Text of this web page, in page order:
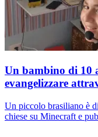
Un bambino di 10
evangelizzare
Un piccolo brasiliano è
chiese su Minecraft e